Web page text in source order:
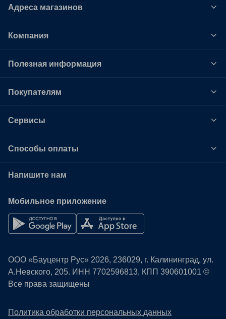
Адреса магазинов
Компания
Полезная информация
Покупателям
Сервисы
Способы оплаты
Напишите нам
Мобильное приложение
ООО «Бауцентр Рус» 2026, 236029, г. Калининград, ул.
А.Невского, 205. ИНН 7702596813, КПП 390601001 ©
Все права защищены
Политика обработки персональных данных